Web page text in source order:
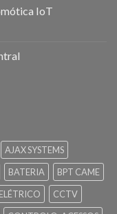
IoT
AJAX SYSTEMS
BATERIA
BPT CAME
CCTV